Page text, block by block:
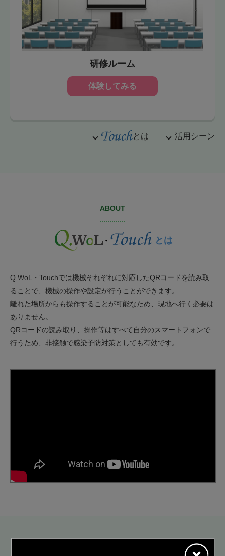
研修ルーム
体験してみる
とは 活用シーン
ABOUT
とは
Q.WoL・Touchでは機械それぞれに対応したQRコードを読み取
ることで、機械の操作や設定が行うことができます。
離れた場所からも操作することが可能なため、現地へ行く必要は
ありません。
QRコードの読み取り、操作等はすべて自分のスマートフォンで
行うため、非接触で感染予防対策としても有効です。